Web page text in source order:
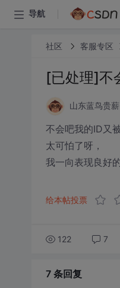
导航
社区 客服专区
[已处理]不
山东蓝鸟贵薪
不会吧我的ID又
太可怕了呀，
我一向表现良好
给本帖投票
122 7
7 条回复